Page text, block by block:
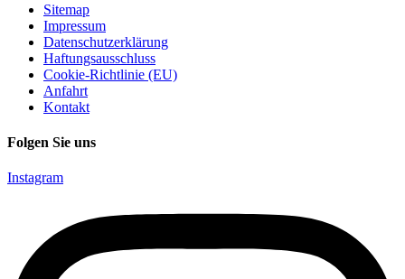
Sitemap
Impressum
Datenschutzerklärung
Haftungsausschluss
Cookie-Richtlinie (EU)
Anfahrt
Kontakt
Folgen Sie uns
Instagram